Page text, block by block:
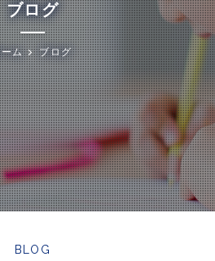
ブログ
ム ブログ
BLOG